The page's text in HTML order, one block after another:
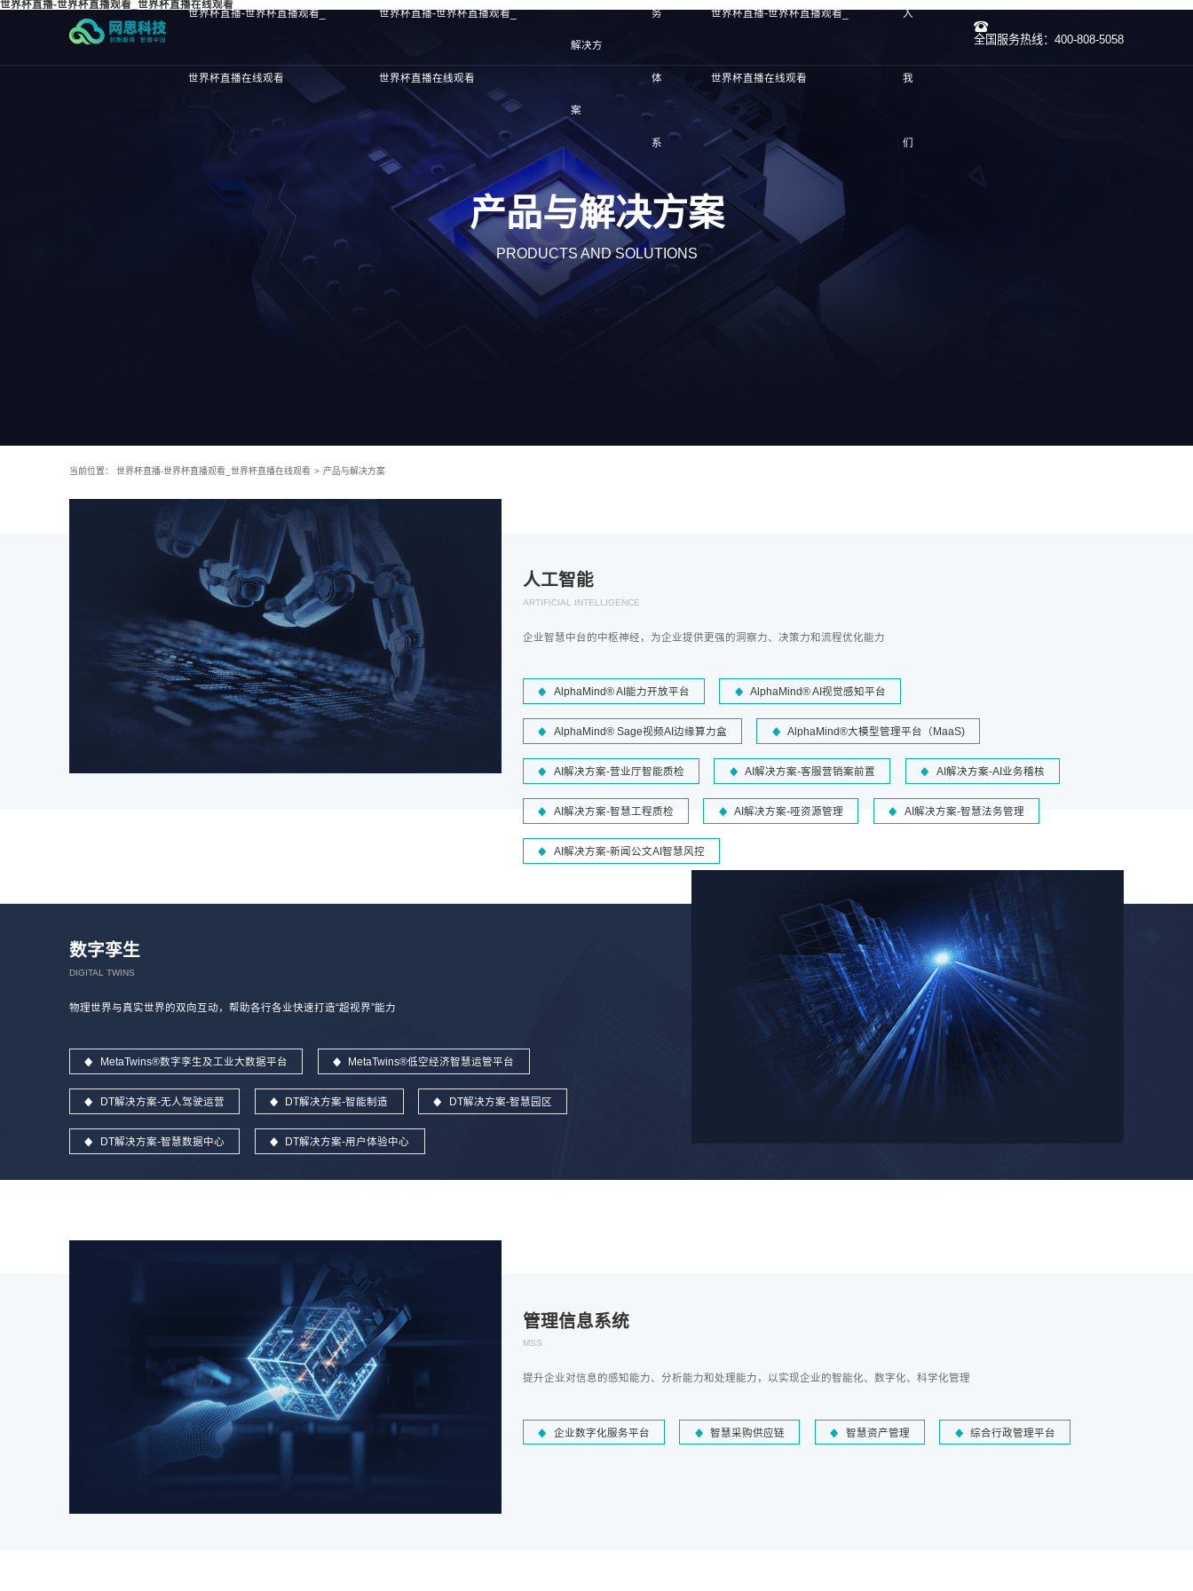
世界杯直播-世界杯直播观看_世界杯直播在线观看
世界杯直播-世界杯直播观看_
世界杯直播在线观看
世界杯直播-世界杯直播观看_
世界杯直播在线观看
解决方
案
务
体
系
世界杯直播-世界杯直播观看_
世界杯直播在线观看
入
我
们
全国服务热线：400-808-5058
产品与解决方案
PRODUCTS AND SOLUTIONS
当前位置： 世界杯直播-世界杯直播观看_世界杯直播在线观看 > 产品与解决方案
人工智能
ARTIFICIAL INTELLIGENCE
企业智慧中台的中枢神经，为企业提供更强的洞察力、决策力和流程优化能力
AlphaMind® AI能力开放平台 AlphaMind® AI视觉感知平台
AlphaMind® Sage视频AI边缘算力盒 AlphaMind®大模型管理平台（MaaS)
AI解决方案-营业厅智能质检 AI解决方案-客服营销案前置 AI解决方案-AI业务稽核
AI解决方案-智慧工程质检 AI解决方案-哑资源管理 AI解决方案-智慧法务管理
AI解决方案-新闻公文AI智慧风控
数字孪生
DIGITAL TWINS
物理世界与真实世界的双向互动，帮助各行各业快速打造“超视界”能力
MetaTwins®数字孪生及工业大数据平台 MetaTwins®低空经济智慧运管平台
DT解决方案-无人驾驶运营 DT解决方案-智能制造 DT解决方案-智慧园区
DT解决方案-智慧数据中心 DT解决方案-用户体验中心
管理信息系统
MSS
提升企业对信息的感知能力、分析能力和处理能力，以实现企业的智能化、数字化、科学化管理
企业数字化服务平台 智慧采购供应链 智慧资产管理 综合行政管理平台